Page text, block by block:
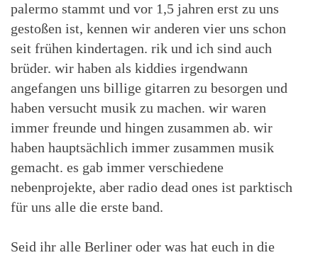
palermo stammt und vor 1,5 jahren erst zu uns
gestoßen ist, kennen wir anderen vier uns schon
seit frühen kindertagen. rik und ich sind auch
brüder. wir haben als kiddies irgendwann
angefangen uns billige gitarren zu besorgen und
haben versucht musik zu machen. wir waren
immer freunde und hingen zusammen ab. wir
haben hauptsächlich immer zusammen musik
gemacht. es gab immer verschiedene
nebenprojekte, aber radio dead ones ist parktisch
für uns alle die erste band.
Seid ihr alle Berliner oder was hat euch in die